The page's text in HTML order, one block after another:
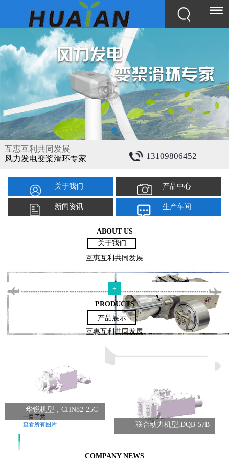
互惠互利共同发展
风力发电变桨滑环专家
13109806452
关于我们 产品中心
新闻资讯 生产车间
ABOUT US
关于我们
互惠互利共同发展
+
PRODUCTS
产品展示
互惠互利共同发展
华锐机型，CHN82-25C
联合动力机型,DQB-57B
一目了然
查看所有图片
COMPANY NEWS